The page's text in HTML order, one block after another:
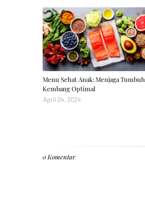
Menu Sehat Anak: Menjaga Tumbuh
Kembang Optimal
April 04, 2024
0 Komentar